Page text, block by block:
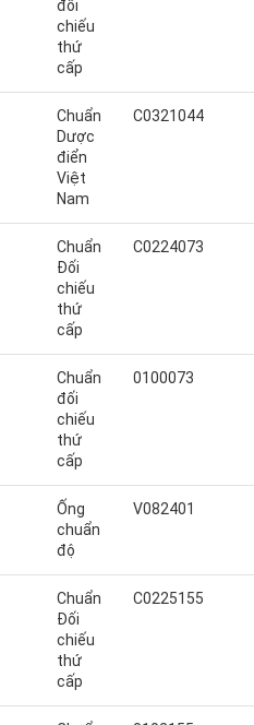
đối
chiếu
thứ
cấp
Chuẩn
Dược
điển
Việt
Nam
C0321044
Chuẩn
Đối
chiếu
thứ
cấp
C0224073
Chuẩn
đối
chiếu
thứ
cấp
0100073
Ống
chuẩn
độ
V082401
Chuẩn
Đối
chiếu
thứ
cấp
C0225155